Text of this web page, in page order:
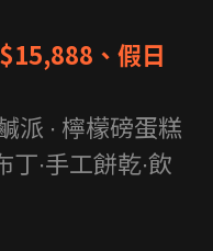
、假日
派 ∙ 檸檬磅蛋糕
丁∙手工餅乾∙飲